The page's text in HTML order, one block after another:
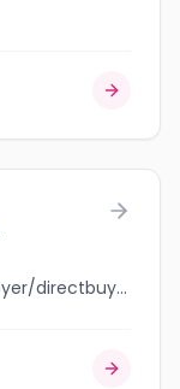
jobbank.gc.ca/browsejobs/employer/directbuy+furnace+ltd./ca